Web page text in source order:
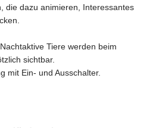
die dazu animieren, Interessantes
Tiere werden beim
sichtbar.
mit Ein- und Ausschalter.